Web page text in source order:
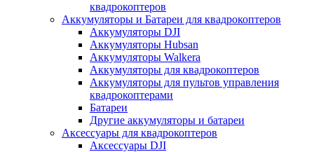
квадрокоптеров
Аккумуляторы и Батареи для квадрокоптеров
Аккумуляторы DJI
Аккумуляторы Hubsan
Аккумуляторы Walkera
Аккумуляторы для квадрокоптеров
Аккумуляторы для пультов управления
квадрокоптерами
Батареи
Другие аккумуляторы и батареи
Аксессуары для квадрокоптеров
Аксессуары DJI